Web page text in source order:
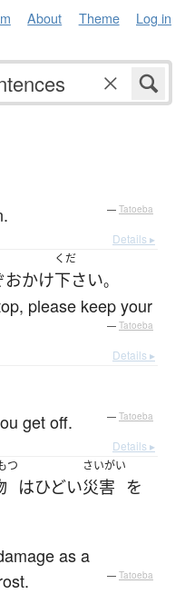
About Theme Log in
— Tatoeba
Details ▸
おかけ
くだ
下さい。
please keep your
— Tatoeba
Details ▸
get off. — Tatoeba
Details ▸
つ
はひどい
さいがい
災害 を
as a
— Tatoeba